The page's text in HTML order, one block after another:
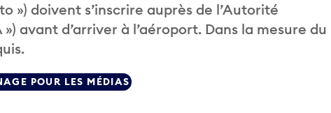
») doivent s’inscrire auprès de l’Autorité
avant d’arriver à l’aéroport. Dans la mesure du
POUR LES MÉDIAS